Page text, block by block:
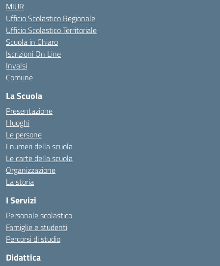
MIUR
Ufficio Scolastico Regionale
Ufficio Scolastico Territoriale
Scuola in Chiaro
Iscrizioni On Line
Invalsi
Comune
La Scuola
Presentazione
I luoghi
Le persone
I numeri della scuola
Le carte della scuola
Organizzazione
La storia
I Servizi
Personale scolastico
Famiglie e studenti
Percorsi di studio
Didattica